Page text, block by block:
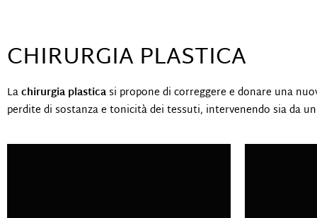
CHIRURGIA PLASTICA
Lachirurgia plasticasi propone di correggere e donare una
perdite di sostanza e tonicità dei tessuti, intervenendo sia da